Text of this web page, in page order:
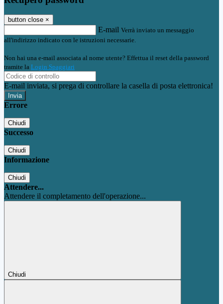
button close ×
E-mail Verrà inviato un messaggio
all'indirizzo indicato con le istruzioni necessarie.
Non hai una e-mail associata al nome utente? Effettua il reset della password
tramite la Login Spaggiari
E-mail inviata, si prega di controllare la casella di posta elettronica!
Errore
Chiudi
Successo
Chiudi
Informazione
Chiudi
Attendere...
Attendere il completamento dell'operazione...
Chiudi